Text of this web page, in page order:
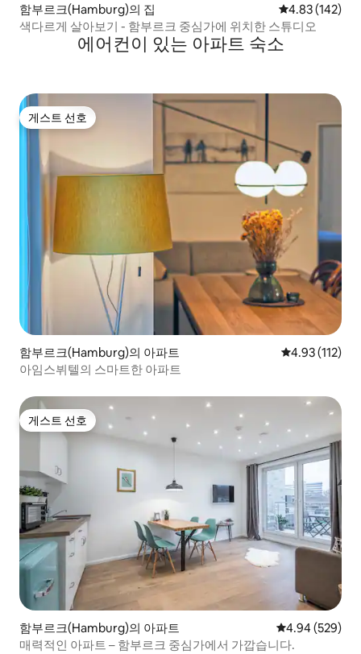
함부르크(Hamburg)의 집 평점 4.83점(5
4.83 (142)
색다르게 살아보기 - 함부르크 중심가에 위치한 스튜디오
에어컨이 있는 아파트 숙소
게스트 선호
게스트 선호
함부르크(Hamburg)의 아파트 평점 4.93점(5
4.93 (112)
아임스뷔텔의 스마트한 아파트
게스트 선호
게스트 선호
함부르크(Hamburg)의 아파트 평점 4.94점(5
4.94 (529)
매력적인 아파트 – 함부르크 중심가에서 가깝습니다.